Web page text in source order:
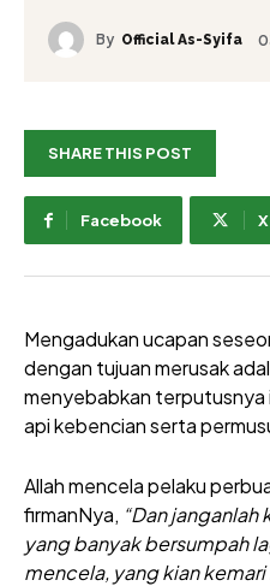
By Official As-Syifa
SHARE THIS POST
Facebook X
Mengadukan ucapan
dengan tujuan merusak
menyebabkan terputusnya
api kebencian serta
Allah mencela pelaku
firmanNya, “Dan
yang banyak bersumpah
mencela, yang kian